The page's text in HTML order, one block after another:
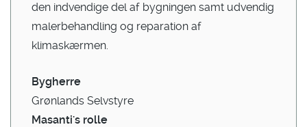
den indvendige del af bygningen samt udvendig
malerbehandling og reparation af
klimaskærmen.
Bygherre
Grønlands Selvstyre
Masanti's rolle